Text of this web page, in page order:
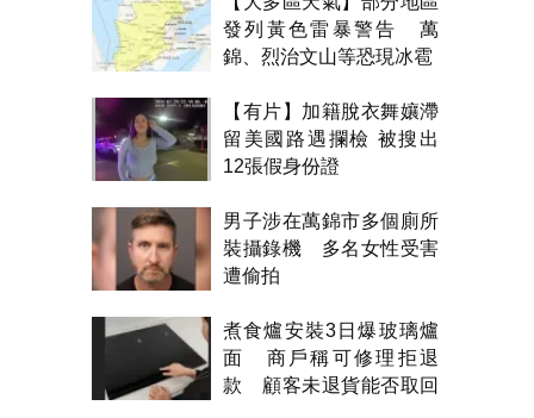
發列黃色雷暴警告 萬
錦、烈治文山等恐現冰雹
【有片】加籍脫衣舞孃滯
留美國路遇攔檢 被搜出
12張假身份證
男子涉在萬錦市多個廁所
裝攝錄機 多名女性受害
遭偷拍
煮食爐安裝3日爆玻璃爐
面 商戶稱可修理拒退
款 顧客未退貨能否取回